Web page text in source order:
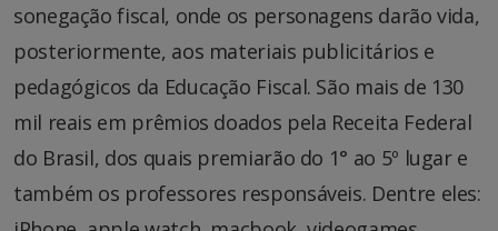
sonegação fiscal, onde os personagens darão vida,
posteriormente, aos materiais publicitários e
pedagógicos da Educação Fiscal. São mais de 130
mil reais em prêmios doados pela Receita Federal
do Brasil, dos quais premiarão do 1° ao 5º lugar e
também os professores responsáveis. Dentre eles: